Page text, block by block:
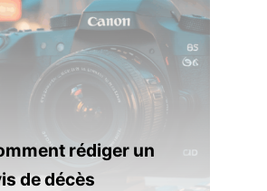
rédiger un
de décès